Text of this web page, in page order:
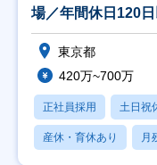
場／年間休日120
東京都
420万~700万
正社員採用 土日祝
産休・育休あり 月